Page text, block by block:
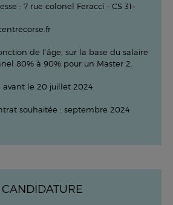
: 7 rue colonel Feracci – CS 31–
de l’âge, sur la base du salaire
80% à 90% pour un Master 2.
le 20 juillet 2024
souhaitée : septembre 2024